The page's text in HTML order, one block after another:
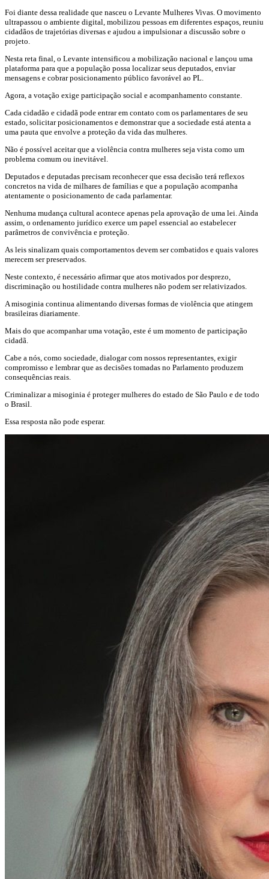
Foi diante dessa realidade que nasceu o Levante Mulheres Vivas. O movimento
ultrapassou o ambiente digital, mobilizou pessoas em diferentes espaços, reuniu
cidadãos de trajetórias diversas e ajudou a impulsionar a discussão sobre o
projeto.
Nesta reta final, o Levante intensificou a mobilização nacional e lançou uma
plataforma para que a população possa localizar seus deputados, enviar
mensagens e cobrar posicionamento público favorável ao PL.
Agora, a votação exige participação social e acompanhamento constante.
Cada cidadão e cidadã pode entrar em contato com os parlamentares de seu
estado, solicitar posicionamentos e demonstrar que a sociedade está atenta a
uma pauta que envolve a proteção da vida das mulheres.
Não é possível aceitar que a violência contra mulheres seja vista como um
problema comum ou inevitável.
Deputados e deputadas precisam reconhecer que essa decisão terá reflexos
concretos na vida de milhares de famílias e que a população acompanha
atentamente o posicionamento de cada parlamentar.
Nenhuma mudança cultural acontece apenas pela aprovação de uma lei. Ainda
assim, o ordenamento jurídico exerce um papel essencial ao estabelecer
parâmetros de convivência e proteção.
As leis sinalizam quais comportamentos devem ser combatidos e quais valores
merecem ser preservados.
Neste contexto, é necessário afirmar que atos motivados por desprezo,
discriminação ou hostilidade contra mulheres não podem ser relativizados.
A misoginia continua alimentando diversas formas de violência que atingem
brasileiras diariamente.
Mais do que acompanhar uma votação, este é um momento de participação
cidadã.
Cabe a nós, como sociedade, dialogar com nossos representantes, exigir
compromisso e lembrar que as decisões tomadas no Parlamento produzem
consequências reais.
Criminalizar a misoginia é proteger mulheres do estado de São Paulo e de todo
o Brasil.
Essa resposta não pode esperar.